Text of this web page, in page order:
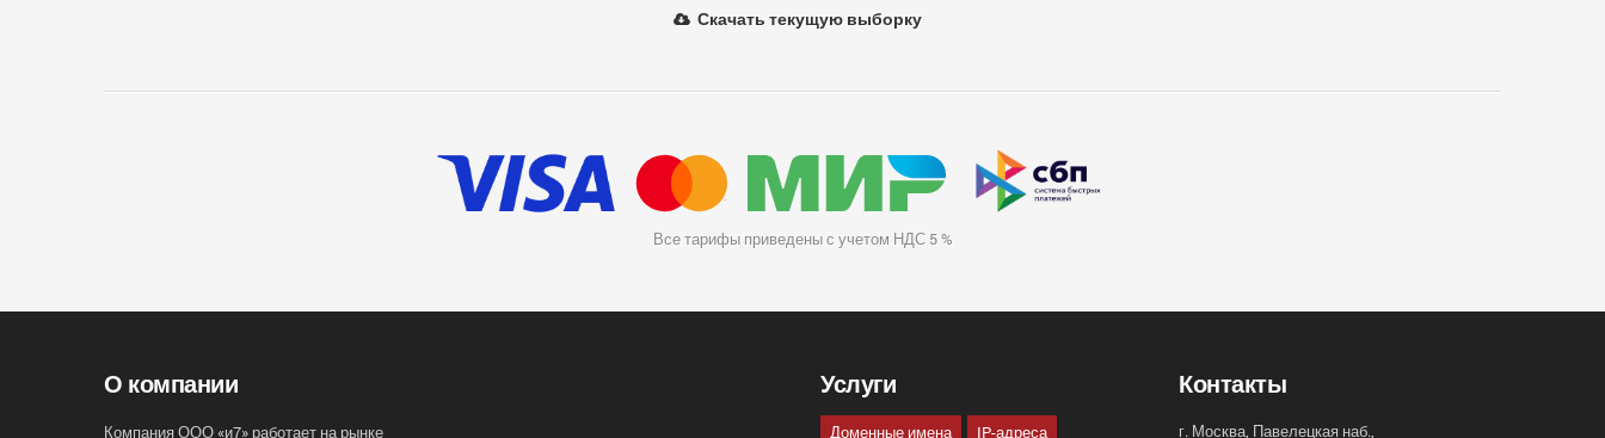
Скачать текущую выборку
Все тарифы приведены с учетом НДС 5 %
О компании
Компания ООО «и7» работает на рынке
Услуги
Доменные имена IP-адреса
Контакты
г. Москва, Павелецкая наб.,